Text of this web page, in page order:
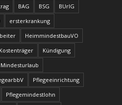
BAG BSG
BUrlG
ersterkrankung
HeimmindestbauVO
Kostenträger
Kündigung
Mindesturlaub
Pflegeeinrichtung
Pflegemindestlohn